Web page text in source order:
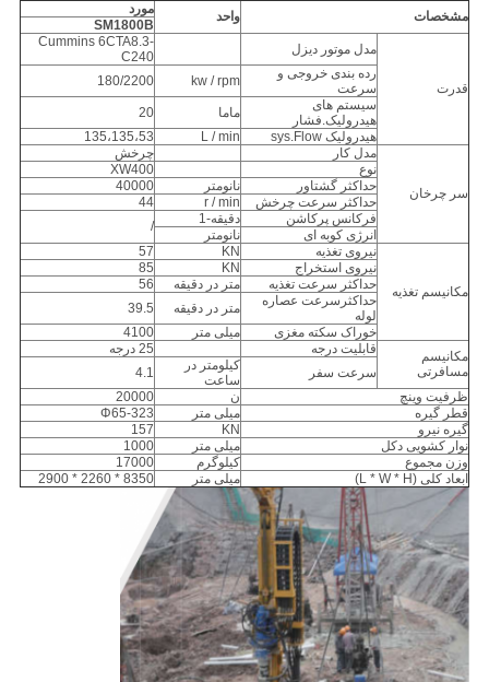
مشخصات واحد
مورد
SM1800B
قدرت
مدل موتور دیزل
Cummins 6CTA8.3-
C240
رده بندی خروجی و
سرعت
kw / rpm
180/2200
سیستم های
هیدرولیک.فشار
ماما
20
هیدرولیک sys.Flow
L / min 135،135،53
سر چرخان
مدل کار
چرخش
نوع
XW400
حداکثر گشتاور
نانومتر
40000
حداکثر سرعت چرخش
r / min
44
فرکانس پرکاشن
دقیقه-1 /
انرژی کوبه ای نانومتر
مکانیسم تغذیه
نیروی تغذیه KN
57
نیروی استخراج
KN
85
حداکثر سرعت تغذیه
متر در دقیقه
56
حداکثرسرعت عصاره
لوله
متر در دقیقه
39.5
خوراک سکته مغزی
میلی متر
4100
مکانیسم
مسافرتی
قابلیت درجه
25 درجه
سرعت سفر
کیلومتر در
ساعت
4.1
ظرفیت وینچ
ن
20000
قطر گیره
میلی متر
Φ65-323
گیره نیرو
KN
157
نوار کشویی دکل
میلی متر
1000
وزن مجموع
کیلوگرم
17000
ابعاد کلی (L * W * H)
میلی متر 8350 * 2260 * 2900